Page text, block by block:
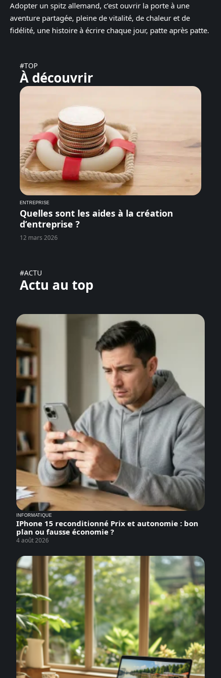
Adopter un spitz allemand, c’est ouvrir la porte à une
aventure partagée, pleine de vitalité, de chaleur et de
fidélité, une histoire à écrire chaque jour, patte après patte.
#TOP
À découvrir
ENTREPRISE
Quelles sont les aides à la création
d’entreprise ?
12 mars 2026
#ACTU
Actu au top
INFORMATIQUE
IPhone 15 reconditionné Prix et autonomie : bon
plan ou fausse économie ?
4 août 2026